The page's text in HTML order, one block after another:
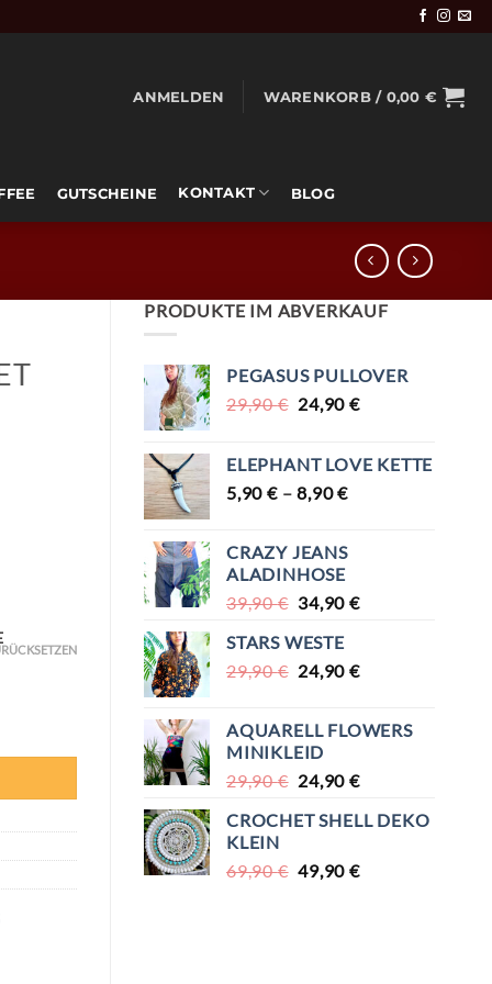
ANMELDEN WARENKORB / 0,00 €
GUTSCHEINE KONTAKT BLOG
PRODUKTE IM ABVERKAUF
PEGASUS PULLOVER
29,90€ URSPRÜNGLICHER
29,90 €
24,90€AKTUELLER
24,90 €.
ELEPHANT LOVE KETTE
5,90 €–8,90€
CRAZY JEANS
ALADINHOSE
39,90€ URSPRÜNGLICHER
WAR:
39,90 €
34,90€AKTUELLER
34,90 €.
STARS WESTE
29,90€ URSPRÜNGLICHER
29,90 €
24,90€AKTUELLER
24,90 €.
AQUARELL FLOWERS
MINIKLEID
29,90€ URSPRÜNGLICHER
WAR:
24,90€AKTUELLER
IST:
CROCHET SHELL DEKO
KLEIN
69,90€ URSPRÜNGLICHER
49,90€AKTUELLER